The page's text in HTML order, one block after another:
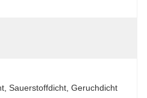
Sauerstoffdicht, Geruchdicht